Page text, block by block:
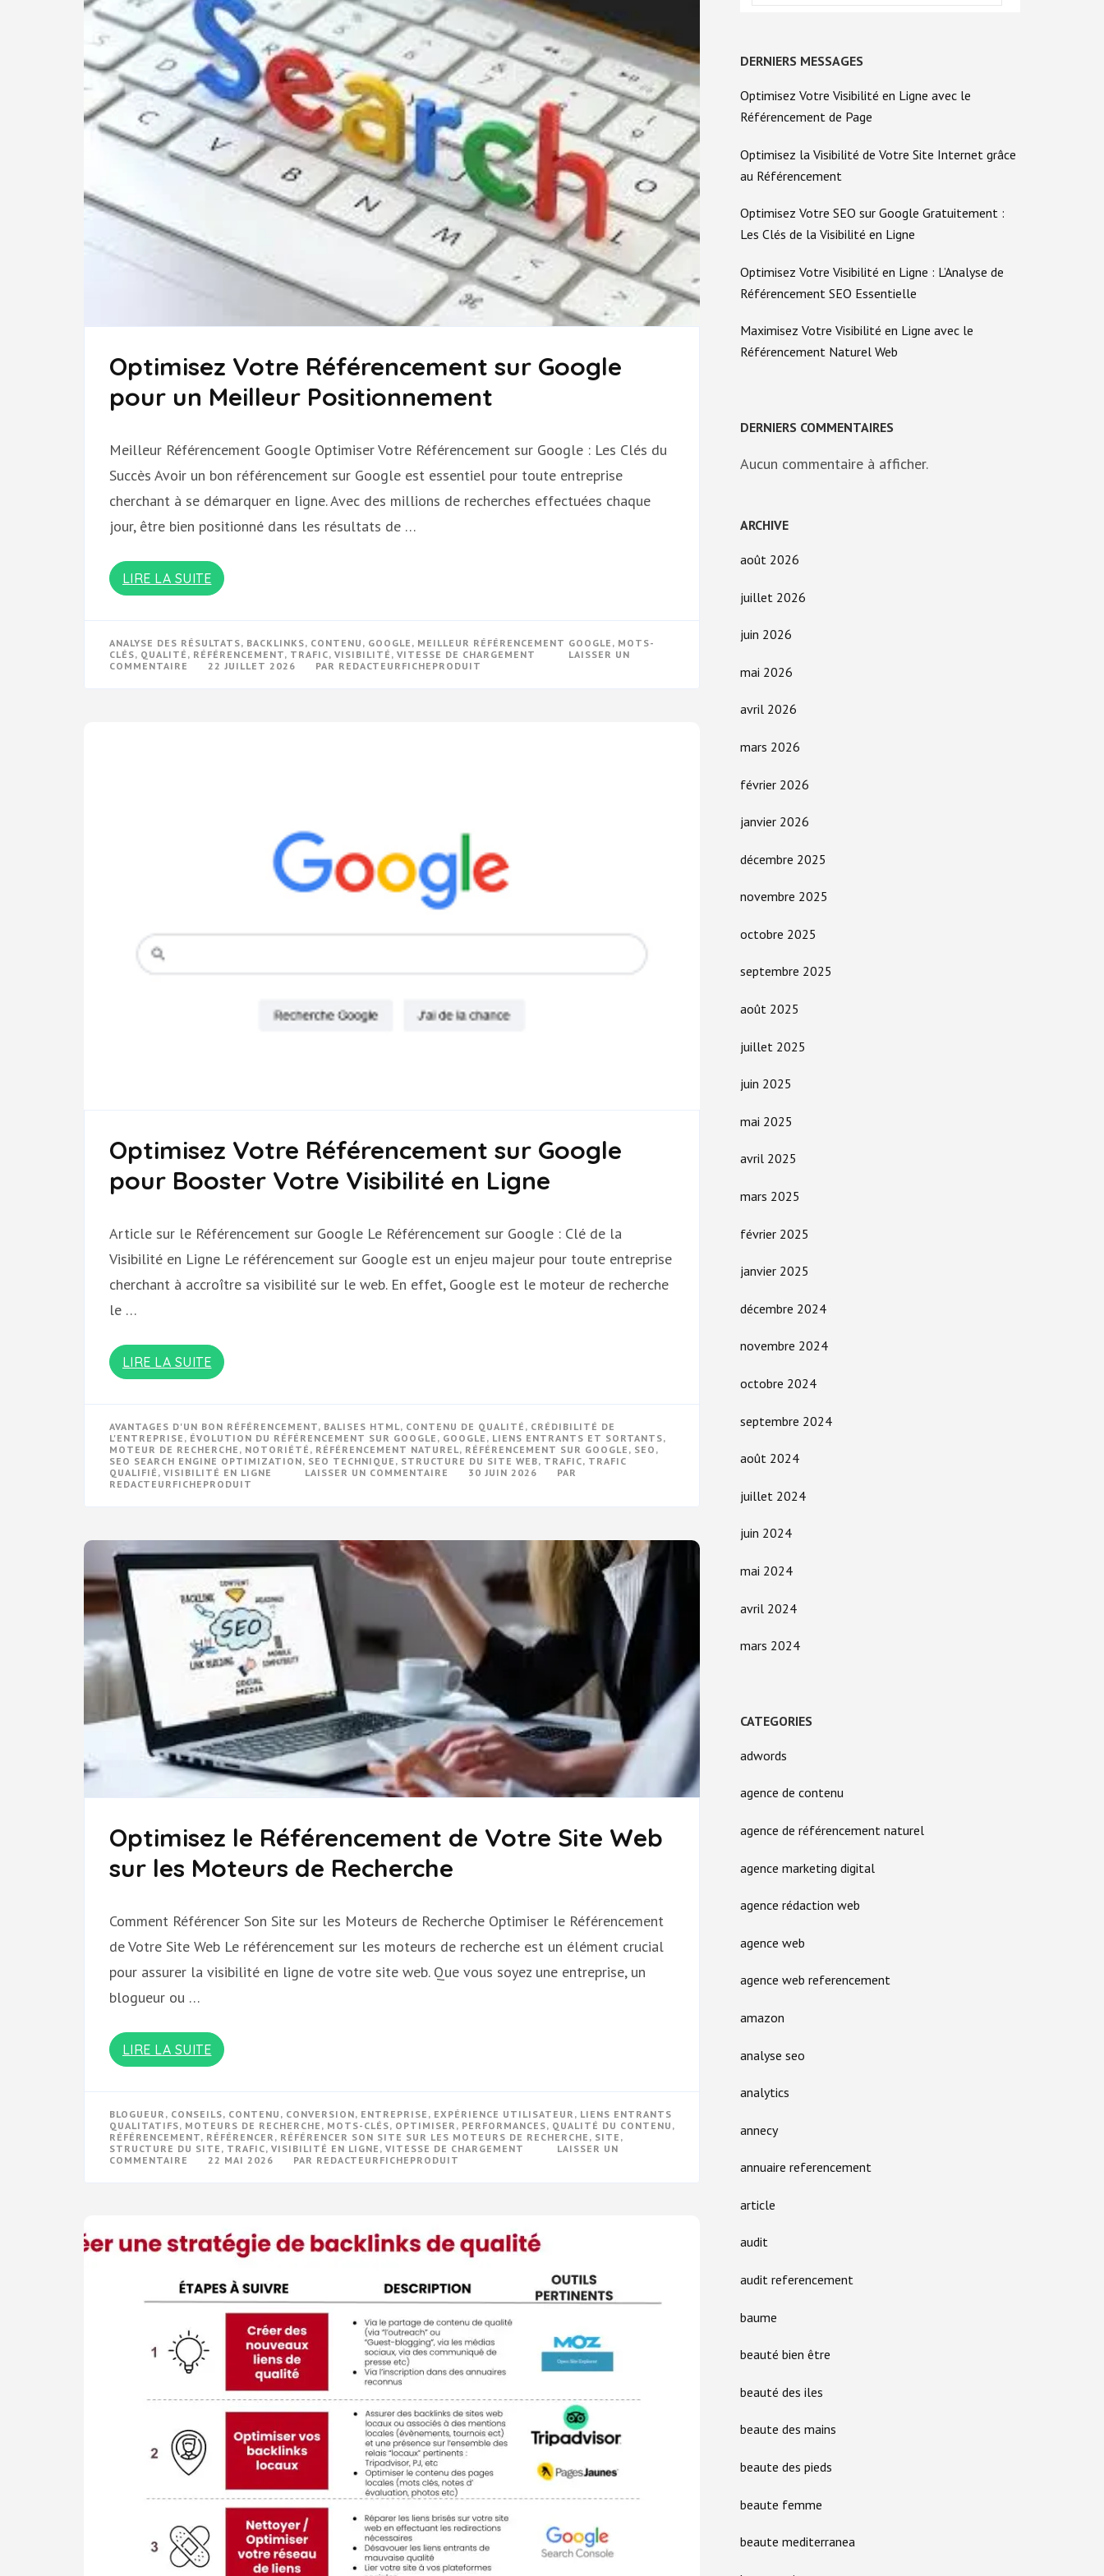
Optimisez Votre Référencement sur Google
pour un Meilleur Positionnement
Meilleur Référencement Google Optimiser Votre Référencement sur Google : Les Clés du
Succès Avoir un bon référencement sur Google est essentiel pour toute entreprise
cherchant à se démarquer en ligne. Avec des millions de recherches effectuées chaque
jour, être bien positionné dans les résultats de …
LIRE LA SUITE
ANALYSE DES RÉSULTATS, BACKLINKS, CONTENU , GOOGLE , MEILLEUR RÉFÉRENCEMENT GOOGLE , MOTS-
CLÉS, QUALITÉ , RÉFÉRENCEMENT, TRAFIC, VISIBILITÉ , VITESSE DE CHARGEMENT
LAISSER UN
COMMENTAIRE
SUR22 JUILLET 2026 PAR REDACTEURFICHEPRODUIT
Optimisez Votre Référencement sur Google
pour Booster Votre Visibilité en Ligne
Article sur le Référencement sur Google Le Référencement sur Google : Clé de la
Visibilité en Ligne Le référencement sur Google est un enjeu majeur pour toute entreprise
cherchant à accroître sa visibilité sur le web. En effet, Google est le moteur de recherche
le …
LIRE LA SUITE
AVANTAGES D'UN BON RÉFÉRENCEMENT, BALISES HTML, CONTENU DE QUALITÉ , CRÉDIBILITÉ DE
L'ENTREPRISE , ÉVOLUTION DU RÉFÉRENCEMENT SUR GOOGLE , GOOGLE , LIENS ENTRANTS ET SORTANTS,
MOTEUR DE RECHERCHE , NOTORIÉTÉ , RÉFÉRENCEMENT NATUREL, RÉFÉRENCEMENT SUR GOOGLE , SEO ,
SEO SEARCH ENGINE OPTIMIZATION, SEO TECHNIQUE , STRUCTURE DU SITE WEB, TRAFIC, TRAFIC
QUALIFIÉ , VISIBILITÉ EN LIGNE LAISSER UN COMMENTAIRE
SUR
POUR
VISIBILITÉ
EN
LIGNE
30 JUIN 2026
PAR
REDACTEURFICHEPRODUIT
Optimisez le Référencement de Votre Site Web
sur les Moteurs de Recherche
Comment Référencer Son Site sur les Moteurs de Recherche Optimiser le Référencement
de Votre Site Web Le référencement sur les moteurs de recherche est un élément crucial
pour assurer la visibilité en ligne de votre site web. Que vous soyez une entreprise, un
blogueur ou …
LIRE LA SUITE
BLOGUEUR , CONSEILS, CONTENU , CONVERSION, ENTREPRISE , EXPÉRIENCE UTILISATEUR , LIENS ENTRANTS
QUALITATIFS, MOTEURS DE RECHERCHE , MOTS-CLÉS, OPTIMISER , PERFORMANCES, QUALITÉ DU CONTENU ,
RÉFÉRENCEMENT, RÉFÉRENCER , RÉFÉRENCER SON SITE SUR LES MOTEURS DE RECHERCHE , SITE ,
STRUCTURE DU SITE , TRAFIC, VISIBILITÉ EN LIGNE , VITESSE DE CHARGEMENT
LAISSER UN
COMMENTAIRE
SUR
WEB
SUR
DE
RECHERCHE
22 MAI 2026 PAR REDACTEURFICHEPRODUIT
DERNIERS MESSAGES
Optimisez Votre Visibilité en Ligne avec le
Référencement de Page
Optimisez la Visibilité de Votre Site Internet grâce
au Référencement
Optimisez Votre SEO sur Google Gratuitement :
Les Clés de la Visibilité en Ligne
Optimisez Votre Visibilité en Ligne : L’Analyse de
Référencement SEO Essentielle
Maximisez Votre Visibilité en Ligne avec le
Référencement Naturel Web
DERNIERS COMMENTAIRES
Aucun commentaire à afficher.
ARCHIVE
août 2026
juillet 2026
juin 2026
mai 2026
avril 2026
mars 2026
février 2026
janvier 2026
décembre 2025
novembre 2025
octobre 2025
septembre 2025
août 2025
juillet 2025
juin 2025
mai 2025
avril 2025
mars 2025
février 2025
janvier 2025
décembre 2024
novembre 2024
octobre 2024
septembre 2024
août 2024
juillet 2024
juin 2024
mai 2024
avril 2024
mars 2024
CATEGORIES
adwords
agence de contenu
agence de référencement naturel
agence marketing digital
agence rédaction web
agence web
agence web referencement
amazon
analyse seo
analytics
annecy
annuaire referencement
article
audit
audit referencement
baume
beauté bien être
beauté des iles
beaute des mains
beaute des pieds
beaute femme
beaute mediterranea